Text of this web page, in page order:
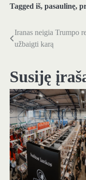
Tagged iš, pasaulinę,
Navigacija
įrašų
Iranas neigia Trumpo
užbaigti karą
Susiję